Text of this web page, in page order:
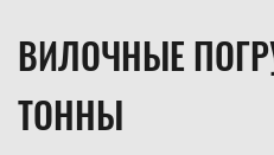
ВИЛОЧНЫЕ
ТОННЫ